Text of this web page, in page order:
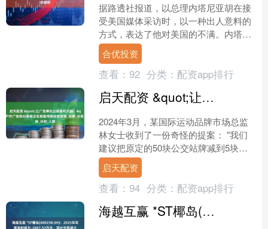
据路透社报道，以总理内塔尼亚胡在接
受美国媒体采访时，以一种出人意料的
方式，表达了他对美国的不满。内塔尼
亚胡表示，希望以色列能在未来 10 年
内，逐步摆脱美国的军....
合优投资
查看： 92 分类： 配资app排行
启天配资 &quot;让广告牌长出眼睛和大脑！&quot;户外广告的AI革命正在颠覆传统投放逻辑_站牌_识别_人群
2024年3月，某国际运动品牌市场总监
林女士收到了一份奇怪的提案： "我们
建议把原定的50块公交站牌减到5块，
但预算保持不变。" 更让她震惊的是这5
块站牌的"超....
启天配资
查看： 94 分类： 配资app排行
海越互赢 *ST椰岛(600238.SH)：2025年年报净利润为-2887.53万元，同比亏损减少